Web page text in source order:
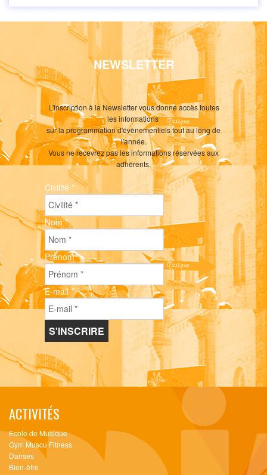
NEWSLETTER
L'inscription à la Newsletter vous donne accès toutes
les informations
sur la programmation d'évènementiels tout au long de
l'année.
Vous ne recevrez pas les informations réservées aux
adhérents.
Civilité *
Nom*
Prénom*
E-mail*
ACTIVITÉS
Ecole de Musique
Gym Muscu Fitness
Danses
Bien-être